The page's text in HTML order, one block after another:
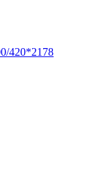
420*2178